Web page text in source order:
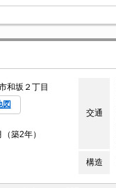
和坂２丁目
図
交通
築2年）
構造